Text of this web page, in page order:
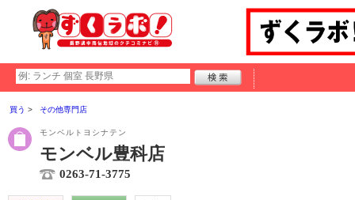
買う その他専門店
モンベルトヨシナテン
モンベル豊科店
0263-71-3775